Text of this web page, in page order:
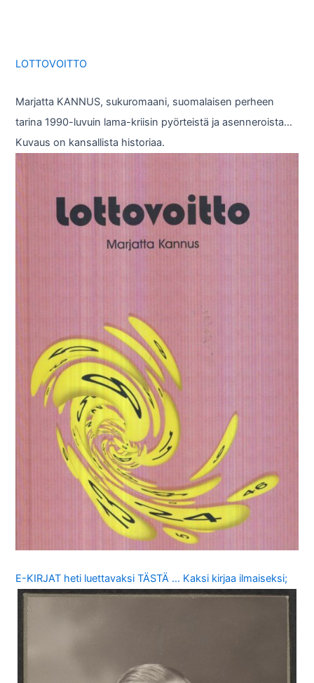
LOTTOVOITTO
Marjatta KANNUS, sukuromaani, suomalaisen perheen
tarina 1990-luvuin lama-kriisin pyörteistä ja asenneroista…
Kuvaus on kansallista historiaa.
E-KIRJAT heti luettavaksi TÄSTÄ … Kaksi kirjaa ilmaiseksi;